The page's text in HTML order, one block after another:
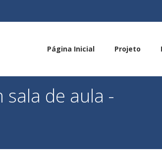
Página Inicial Projeto
de aula -